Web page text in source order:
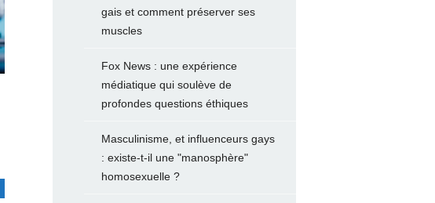
gais et comment préserver ses
muscles
Fox News : une expérience
médiatique qui soulève de
profondes questions éthiques
Masculinisme, et influenceurs gays
: existe-t-il une "manosphère"
homosexuelle ?